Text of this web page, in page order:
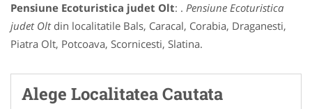
Pensiune Ecoturistica judet Olt: . Pensiune Ecoturistica
judet Oltdin localitatile Bals, Caracal, Corabia, Draganesti,
Piatra Olt, Potcoava, Scornicesti, Slatina.
Alege Localitatea Cautata